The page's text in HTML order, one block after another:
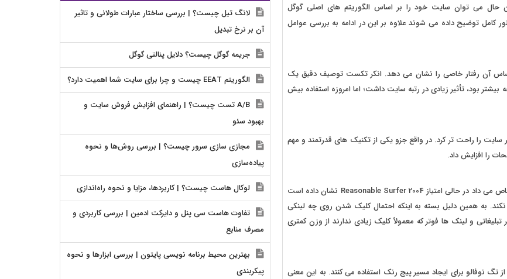
حال می توان سایت خود را بر اساس الگوریتم های اصلی گوگل
کامل توضیح داده می شوند علاوه بر این در ادامه به بررسی عوامل
آن رفتار خاصی را نشان می دهد. انکر تکست توصیف دقیق یک
بود، تأثیر زیادی در رتبه سایت داشت؛ اما امروزه استفاده بیش
را راحت تر کرد. در واقع جزو یکی از تکنیک های قدرتمند و مهم
را افزایش داد.
الگوریتم PR به همهٔ لینک های موجود در یک صفحه وزنی برابر اختصاص می داد در حالی امتیاز Reasonable Surfer 2004 نشان داده است
به همین دلیل بسته به اینکه احتمال کلیک شدن روی چه لینکی
و لینک ها فوتر که معمولاً کلیک زیادی ندارند از وزن کمتری
تگ نوفالو برای ایجاد مسیر پیج رنک استفاده می کنند. به این معنی
لانگ تیل چیست؟ | بررسی ساختار عبارات طولانی و تاثیر
آن بر نرخ تبدیل
جریمه گوگل چیست؟ دلایل پنالتی گوگل
الگوریتم EEAT چیست و چرا برای سایت شما اهمیت دارد؟
A/B تست چیست؟ | راهنمای افزایش فروش سایت و
بهبود سئو
مجازی سازی سرور چیست؟ | بررسی روش‌ها و نحوه
پیاده‌سازی
لوکال هاست چیست؟ | کاربردها، مزایا و نحوه راه‌اندازی
تفاوت هاست سی پنل و دایرکت ادمین | بررسی کاربردی و
مصرف منابع
بهترین محیط برنامه نویسی پایتون | بررسی ابزارها و نحوه
پیکربندی